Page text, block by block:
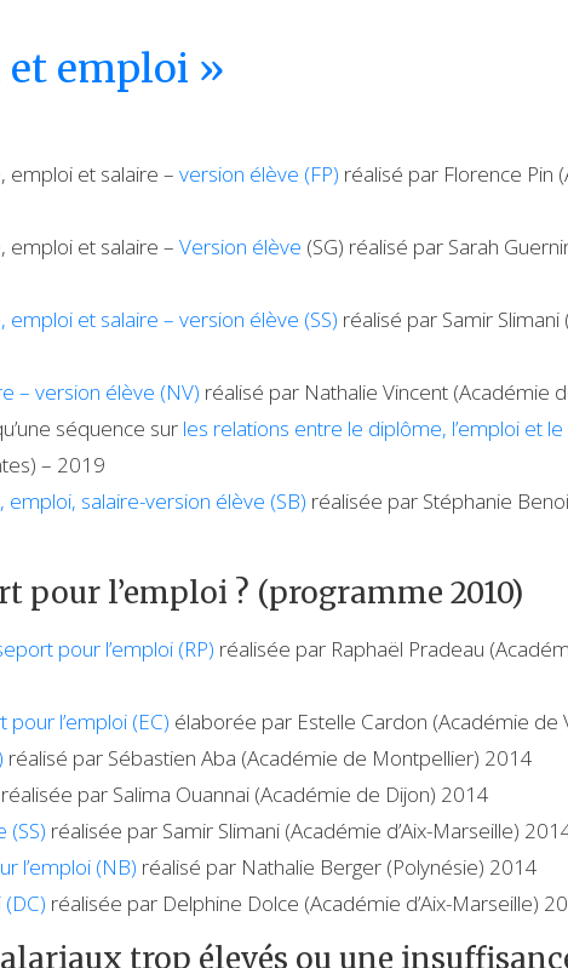
et emploi »
emploi et salaire –version élève (FP) réalisé par Florence Pin
emploi et salaire –Version élève (SG) réalisé par Sarah
et salaire – version élève (SS) réalisé par Samir Slimani
– version élève (NV) réalisé par Nathalie Vincent (Académie
séquence sur les relations entre le diplôme, l’emploi et le
– 2019
salaire-version élève (SB) réalisée par Stéphanie
pour l’emploi ? (programme 2010)
pour l’emploi (RP) réalisée par Raphaël Pradeau
l’emploi (EC) élaborée par Estelle Cardon (Académie de
réalisé par Sébastien Aba (Académie de Montpellier) 2014
réalisée par Salima Ouannai (Académie de Dijon) 2014
(SS) réalisée par Samir Slimani (Académie d’Aix-Marseille)
l’emploi (NB) réalisé par Nathalie Berger (Polynésie) 2014
réalisée par Delphine Dolce (Académie d’Aix-Marseille)
trop élevés ou une